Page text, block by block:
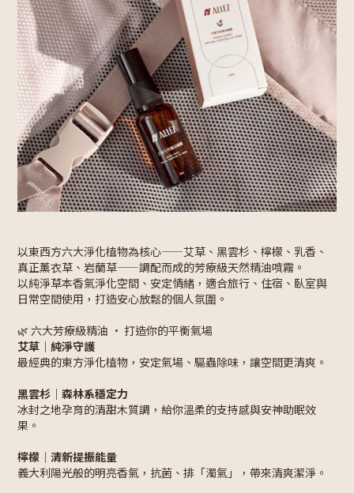
以東西方六大淨化植物為核心——艾草、黑雲杉、檸檬、乳香、
真正薰衣草、岩蘭草——調配而成的芳療級天然精油噴霧。
以純淨草本香氣淨化空間、安定情緒，適合旅行、住宿、臥室與
日常空間使用，打造安心放鬆的個人氛圍。
🌿 六大芳療級精油 · 打造你的平衡氣場
艾草｜純淨守護
最經典的東方淨化植物，安定氣場、驅蟲除味，讓空間更清爽。
黑雲杉｜森林系穩定力
冰封之地孕育的清甜木質調，給你溫柔的支持感與安神助眠效
果。
檸檬｜清新提振能量
義大利陽光般的明亮香氣，抗菌、排「濁氣」，帶來清爽潔淨。